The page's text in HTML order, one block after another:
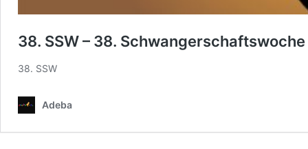
38. SSW – 38. Schwangerschaftswoche
38. SSW
Adeba